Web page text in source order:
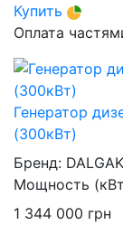
Купить
Оплата
Генератор
(300кВт)
Бренд:
Мощность
1 344 000 грн